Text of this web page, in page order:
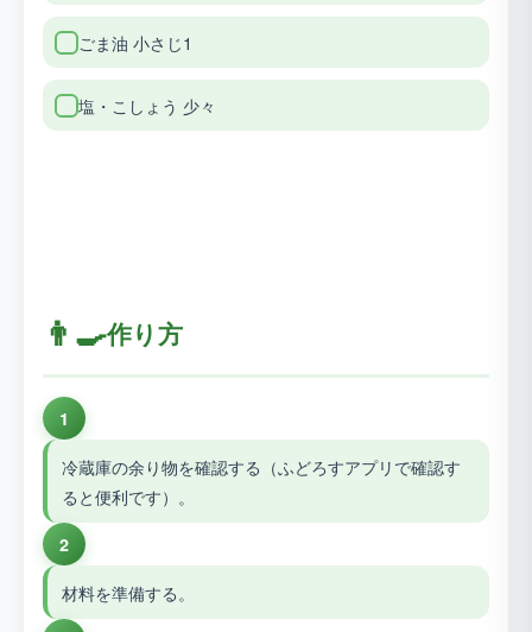
ごま油 小さじ1
塩・こしょう 少々
👨‍🍳作り方
1
冷蔵庫の余り物を確認する（ふどろすアプリで確認す
ると便利です）。
2
材料を準備する。